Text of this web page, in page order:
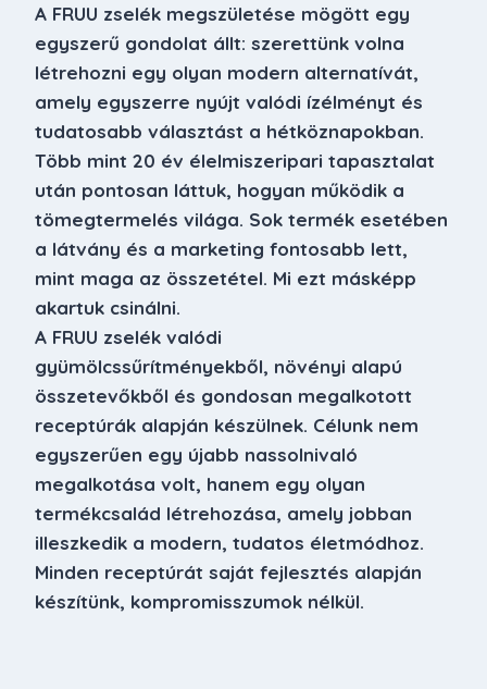
A FRUU zselék megszületése mögött egy
egyszerű gondolat állt: szerettünk volna
létrehozni egy olyan modern alternatívát,
amely egyszerre nyújt valódi ízélményt és
tudatosabb választást a hétköznapokban.
Több mint 20 év élelmiszeripari tapasztalat
után pontosan láttuk, hogyan működik a
tömegtermelés világa. Sok termék esetében
a látvány és a marketing fontosabb lett,
mint maga az összetétel. Mi ezt másképp
akartuk csinálni.
A FRUU zselék valódi
gyümölcssűrítményekből, növényi alapú
összetevőkből és gondosan megalkotott
receptúrák alapján készülnek. Célunk nem
egyszerűen egy újabb nassolnivaló
megalkotása volt, hanem egy olyan
termékcsalád létrehozása, amely jobban
illeszkedik a modern, tudatos életmódhoz.
Minden receptúrát saját fejlesztés alapján
készítünk, kompromisszumok nélkül.